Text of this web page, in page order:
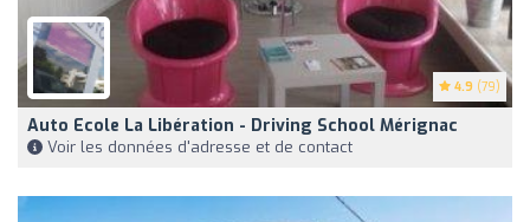
4.9 (79)
Auto Ecole La Libération - Driving School Mérignac
Voir les données d'adresse et de contact